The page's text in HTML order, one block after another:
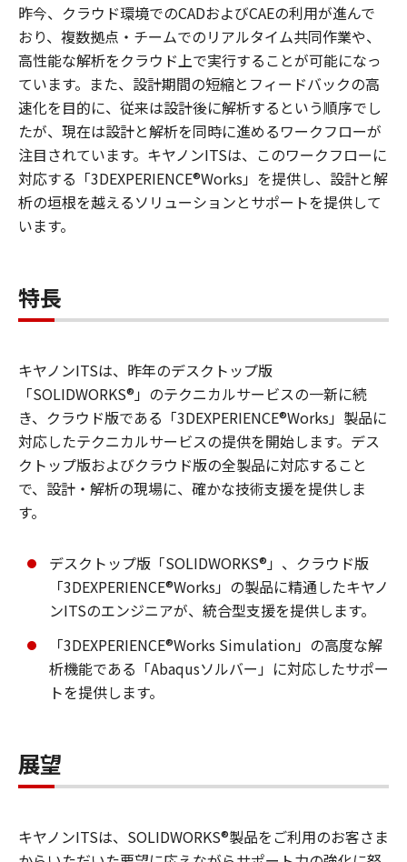
昨今、クラウド環境でのCADおよびCAEの利用が進んで
おり、複数拠点・チームでのリアルタイム共同作業や、
高性能な解析をクラウド上で実行することが可能になっ
ています。また、設計期間の短縮とフィードバックの高
速化を目的に、従来は設計後に解析するという順序でし
たが、現在は設計と解析を同時に進めるワークフローが
注目されています。キヤノンITSは、このワークフローに
対応する「3DEXPERIENCE®Works」を提供し、設計と解
析の垣根を越えるソリューションとサポートを提供して
います。
特長
キヤノンITSは、昨年のデスクトップ版
「SOLIDWORKS®」のテクニカルサービスの一新に続
き、クラウド版である「3DEXPERIENCE®Works」製品に
対応したテクニカルサービスの提供を開始します。デス
クトップ版およびクラウド版の全製品に対応すること
で、設計・解析の現場に、確かな技術支援を提供しま
す。
デスクトップ版「SOLIDWORKS®」、クラウド版
「3DEXPERIENCE®Works」の製品に精通したキヤノ
ンITSのエンジニアが、統合型支援を提供します。
「3DEXPERIENCE®Works Simulation」の高度な解
析機能である「Abaqusソルバー」に対応したサポー
トを提供します。
展望
キヤノンITSは、SOLIDWORKS®製品をご利用のお客さま